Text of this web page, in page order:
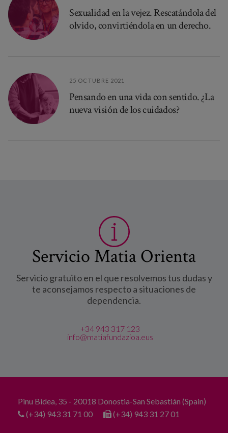
Sexualidad en la vejez. Rescatándola del
olvido, convirtiéndola en un derecho.
25 OCTUBRE 2021
Pensando en una vida con sentido. ¿La
nueva visión de los cuidados?
Servicio Matia Orienta
Servicio gratuito en el que resolvemos tus dudas y
te aconsejamos respecto a situaciones de
dependencia.
+34 943 317 123
info@matiafundazioa.eus
Pinu Bidea, 35 - 20018 Donostia-San Sebastián (Spain)
(+34) 943 31 71 00
(+34) 943 31 27 01